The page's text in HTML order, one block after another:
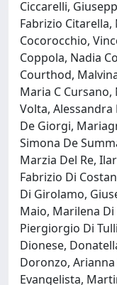
Ciccarelli,
Fabrizio Citarella,
Cocorocchio,
Coppola, Nadia
Courthod,
Maria C
Volta,
De Giorgi,
Simona De
Marzia Del Re,
Fabrizio Di
Di Girolamo,
Maio, Marilena
Piergiorgio Di
Dionese,
Doronzo,
Evangelista,